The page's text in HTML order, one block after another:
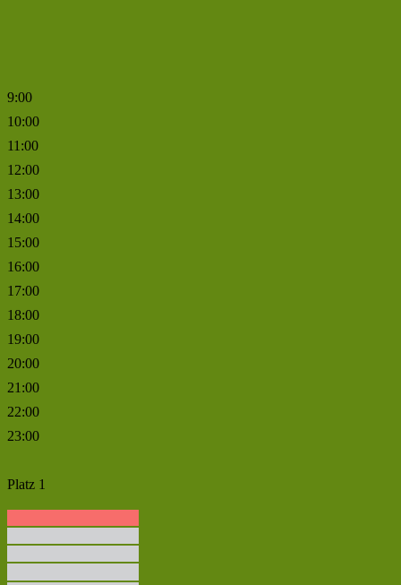
9:00
10:00
11:00
12:00
13:00
14:00
15:00
16:00
17:00
18:00
19:00
20:00
21:00
22:00
23:00
Platz 1